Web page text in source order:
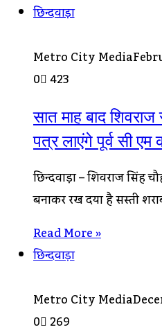
छिन्दवाड़ा
Metro City Media
0 423
सात माह बाद
पत्र लाएंगे पूर्व सी
छिन्दवाड़ा – शिवराज सिंह
बनाकर रख दिया है सस्ती
Read More »
छिन्दवाड़ा
Metro City Media
0 269